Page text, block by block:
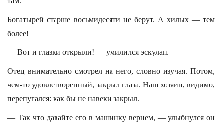
Богатырей старше восьмидесяти не берут. А хилых — тем
более!
— Вот и глазки открыли! — умилился эскулап.
Отец внимательно смотрел на него, словно изучая. Потом,
чем-то удовлетворенный, закрыл глаза. Наш хозяин, видимо,
перепугался: как бы не навеки закрыл.
— Так что давайте его в машинку вернем, — улыбнулся он